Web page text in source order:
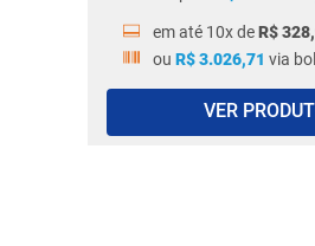
em até 10x deR$328,
ou R$3.026,71 via
VER